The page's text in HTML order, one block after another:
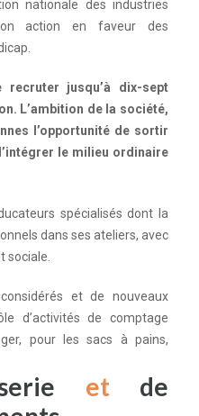
nationale des industries
action en faveur des
recruter jusqu’à dix-sept
L’ambition de la société,
l’opportunité de sortir
le milieu ordinaire
spécialisés dont la
dans ses ateliers, avec
sociale.
etde nouveaux
le d’activités de comptage
pour les sacs à pains,
etde